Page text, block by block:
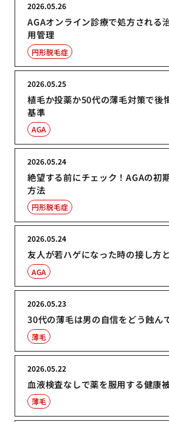
AGAオンライン診療で処方される
用管理
2026.05.26
円形脱毛症
植毛か投薬か50代の薄毛対策で後
基準
2026.05.25
AGA
絶望する前にチェック！AGAの初
方法
2026.05.24
円形脱毛症
友人が若ハゲになった時の接し方
2026.05.24
AGA
30代の薄毛は男の自信をどう蝕ん
2026.05.23
薄毛
血液検査なしで薬を服用する健康
2026.05.22
薄毛